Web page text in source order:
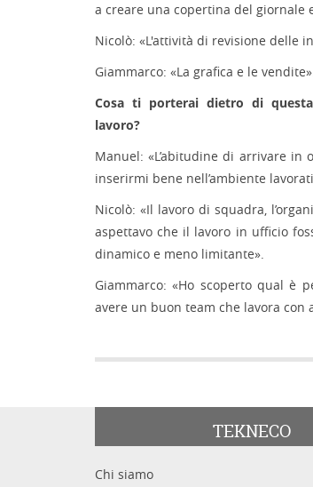
a creare una copertina del giornale
Nicolò: «L'attività di revisione delle
Giammarco: «La grafica e le
Cosa ti porterai dietro di
lavoro?
Manuel: «L’abitudine di arrivare
inserirmi bene nell’ambiente
Nicolò: «Il lavoro di squadra,
aspettavo che il lavoro in ufficio
dinamico e meno limitante».
Giammarco: «Ho scoperto qual è
avere un buon team che lavora con
TEKNECO
Chi siamo